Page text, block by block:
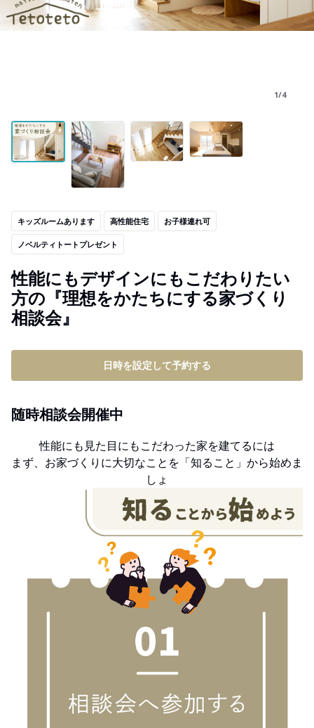
1/4
キッズルームあります 高性能住宅 お子様連れ可
ノベルティトートプレゼント
性能にもデザインにもこだわりたい
方の『理想をかたちにする家づくり
相談会』
日時を設定して予約する
随時相談会開催中
性能にも見た目にもこだわった家を建てるには
まず、お家づくりに大切なことを「知ること」から始めま
しょ